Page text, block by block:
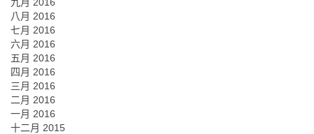
八月 2016
七月 2016
六月 2016
五月 2016
四月 2016
三月 2016
二月 2016
一月 2016
十二月 2015